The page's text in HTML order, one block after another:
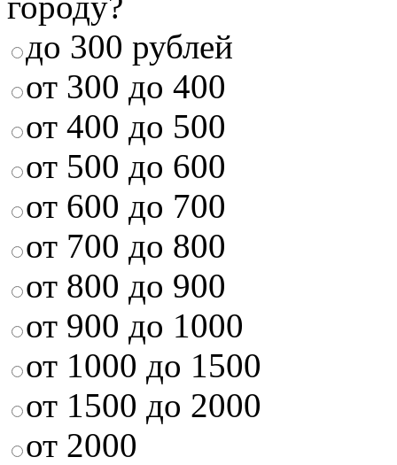
до 300 рублей
от 300 до 400
от 400 до 500
от 500 до 600
от 600 до 700
от 700 до 800
от 800 до 900
от 900 до 1000
от 1000 до 1500
от 1500 до 2000
от 2000